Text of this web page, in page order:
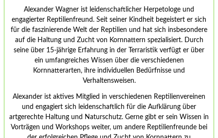
Alexander Wagner ist leidenschaftlicher Herpetologe und
engagierter Reptilienfreund. Seit seiner Kindheit begeistert er sich
für die faszinierende Welt der Reptilien und hat sich insbesondere
auf die Haltung und Zucht von Kornnattern spezialisiert. Durch
seine über 15-jährige Erfahrung in der Terraristik verfügt er über
ein umfangreiches Wissen über die verschiedenen
Kornnatterarten, ihre individuellen Bedürfnisse und
Verhaltensweisen.
Alexander ist aktives Mitglied in verschiedenen Reptilienvereinen
und engagiert sich leidenschaftlich für die Aufklärung über
artgerechte Haltung und Naturschutz. Gerne gibt er sein Wissen in
Vorträgen und Workshops weiter, um andere Reptilienfreunde bei